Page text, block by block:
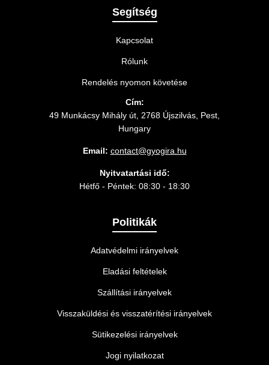
Segítség
Kapcsolat
Rólunk
Rendelés nyomon követése
Cím:
49 Munkácsy Mihály út, 2768 Újszilvás, Pest,
Hungary
Email: contact@gyogira.hu
Nyitvatartási idő:
Hétfő - Péntek: 08:30 - 18:30
Politikák
Adatvédelmi irányelvek
Eladási feltételek
Szállítási irányelvek
Visszaküldési és visszatérítési irányelvek
Sütikezelési irányelvek
Jogi nyilatkozat